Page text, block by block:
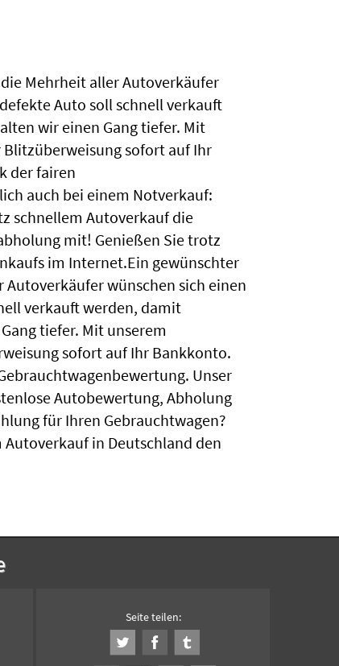
Mehrheit aller Autoverkäufer
Auto soll schnell verkauft
wir einen Gang tiefer. Mit
Blitzüberweisung sofort auf Ihr
der fairen
auch bei einem Notverkauf:
schnellem Autoverkauf die
mit! Genießen Sie trotz
im Internet.Ein gewünschter
wünschen sich einen
verkauft werden, damit
tiefer. Mit unserem
sofort auf Ihr Bankkonto.
Unser
Autobewertung, Abholung
für Ihren Gebrauchtwagen?
in Deutschland den
Seite teilen: